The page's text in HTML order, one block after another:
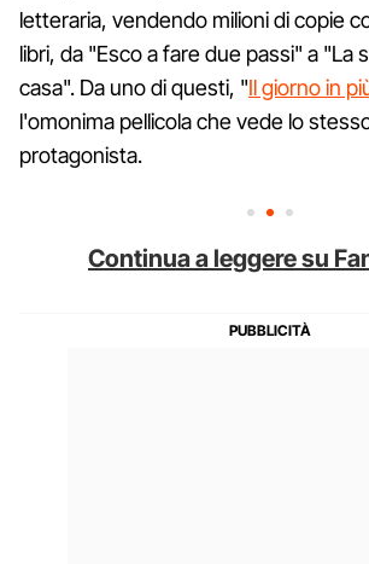
letteraria, vendendo milioni di copie
libri, da "Esco a fare due passi" a "La
casa". Da uno di questi, "Il giorno in
l'omonima pellicola che vede lo
protagonista.
Continua a leggere su